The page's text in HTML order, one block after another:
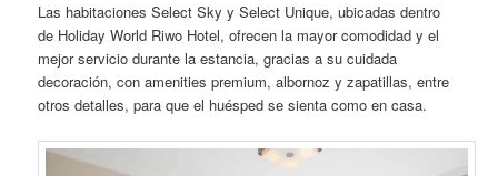
Las habitaciones Select Sky y Select Unique, ubicadas dentro
de Holiday World Riwo Hotel, ofrecen la mayor comodidad y el
mejor servicio durante la estancia, gracias a su cuidada
decoración, con amenities premium, albornoz y zapatillas, entre
otros detalles, para que el huésped se sienta como en casa.